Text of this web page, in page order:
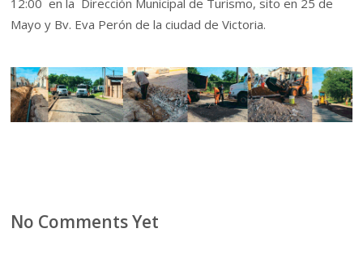
12:00 en la Dirección Municipal de Turismo, sito en 25 de
Mayo y Bv. Eva Perón de la ciudad de Victoria.
No Comments Yet